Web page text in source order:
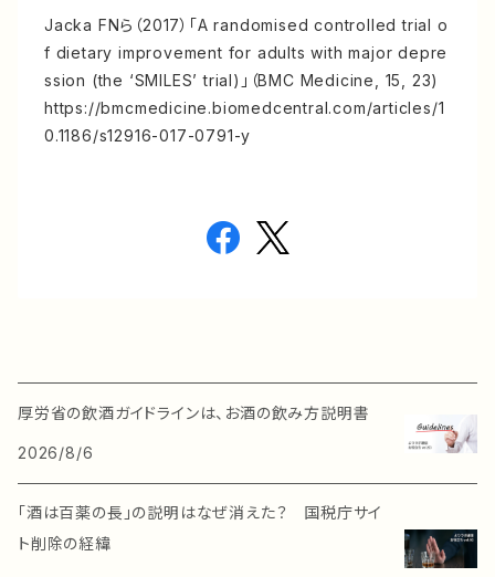
Jacka FNら（2017）「A randomised controlled trial o
f dietary improvement for adults with major depre
ssion (the ‘SMILES’ trial)」（BMC Medicine, 15, 23)
https://bmcmedicine.biomedcentral.com/articles/1
0.1186/s12916-017-0791-y
厚労省の飲酒ガイドラインは、お酒の飲み方説明書
2026/8/6
「酒は百薬の長」の説明はなぜ消えた？ 国税庁サイ
ト削除の経緯